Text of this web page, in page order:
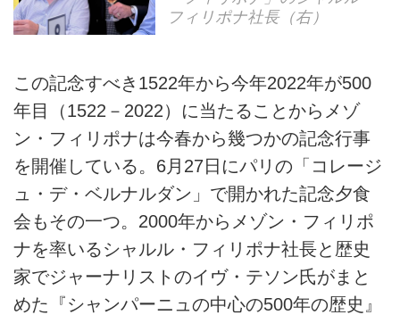
フィリポナ社長（右）
この記念すべき1522年から今年2022年が500
年目（1522－2022）に当たることからメゾ
ン・フィリポナは今春から幾つかの記念行事
を開催している。6月27日にパリの「コレージ
ュ・デ・ベルナルダン」で開かれた記念夕食
会もその一つ。2000年からメゾン・フィリポ
ナを率いるシャルル・フィリポナ社長と歴史
家でジャーナリストのイヴ・テソン氏がまと
めた『シャンパーニュの中心の500年の歴史』